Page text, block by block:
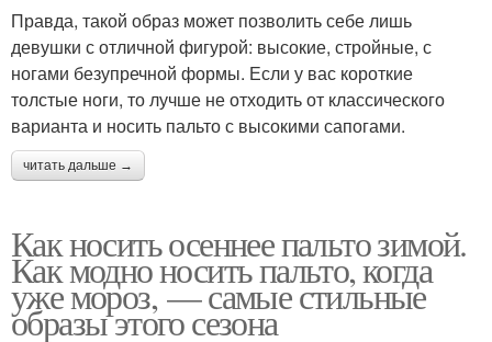
Правда, такой образ может позволить себе лишь
девушки с отличной фигурой: высокие, стройные, с
ногами безупречной формы. Если у вас короткие
толстые ноги, то лучше не отходить от классического
варианта и носить пальто с высокими сапогами.
читать дальше →
Как носить осеннее пальто зимой.
Как модно носить пальто, когда
уже мороз, — самые стильные
образы этого сезона